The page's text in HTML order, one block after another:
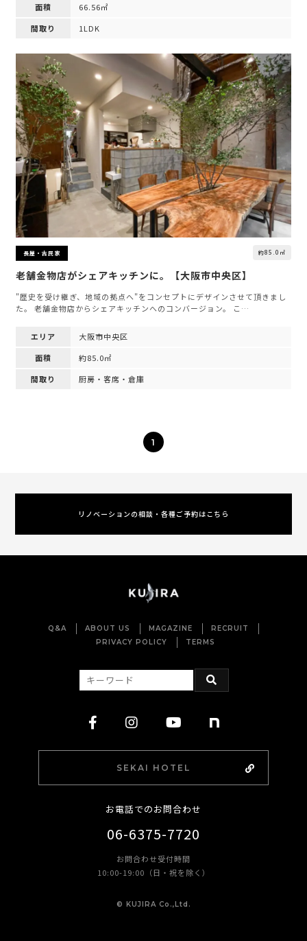
面積
66.56㎡
間取り
1LDK
長屋・古民家 約85.0㎡
老舗金物店がシェアキッチンに。【大阪市中央区】
"歴史を受け継ぎ、地域の拠点へ"をコンセプトにデザインさせて頂きまし
た。 老舗金物店からシェアキッチンへのコンバージョン。 こ…
エリア
大阪市中央区
面積
約85.0㎡
間取り
厨房・客席・倉庫
1
リノベーションの相談・各種ご予約はこちら
Q&A ABOUT US MAGAZINE
RECRUIT
PRIVACY POLICY
TERMS
SEKAI HOTEL
お電話でのお問合わせ
06-6375-7720
お問合わせ受付時間
10:00-19:00（日・祝を除く）
©︎ KUJIRA Co.,Ltd.